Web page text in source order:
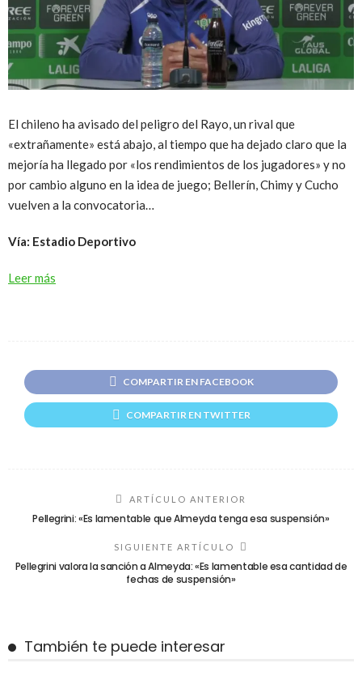
El chileno ha avisado del peligro del Rayo, un rival que
«extrañamente» está abajo, al tiempo que ha dejado claro que la
mejoría ha llegado por «los rendimientos de los jugadores» y no
por cambio alguno en la idea de juego; Bellerín, Chimy y Cucho
vuelven a la convocatoria…
Vía: Estadio Deportivo
Leer más
COMPARTIR EN FACEBOOK
COMPARTIR EN TWITTER
ARTÍCULO ANTERIOR
Pellegrini: «Es lamentable que Almeyda tenga esa suspensión»
SIGUIENTE ARTÍCULO
Pellegrini valora la sanción a Almeyda: «Es lamentable esa cantidad de
fechas de suspensión»
También te puede interesar